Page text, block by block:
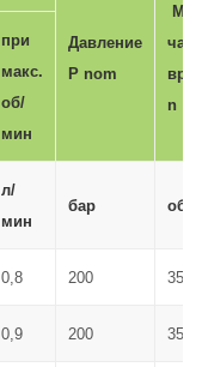
Давление
P nom
n
при
макс.
об/
мин
л/
мин
бар об/
0,8 200 3500
0,9 200 3500